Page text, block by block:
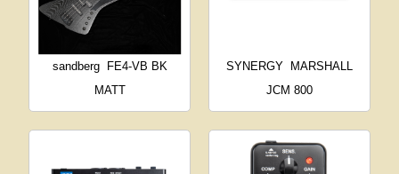
sandberg
FE4-VB BK
MATT
SYNERGY
MARSHALL
JCM 800